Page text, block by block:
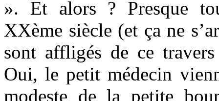
». Et alors ? Presque
XXème siècle (et ça ne
sont affligés de ce
Oui, le petit médecin
modeste de la petite